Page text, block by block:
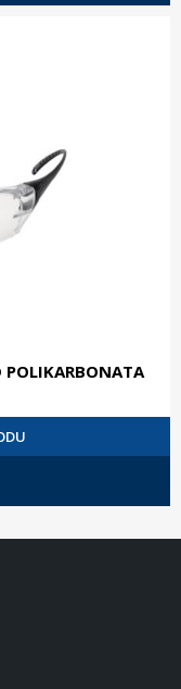
POLIKARBONATA